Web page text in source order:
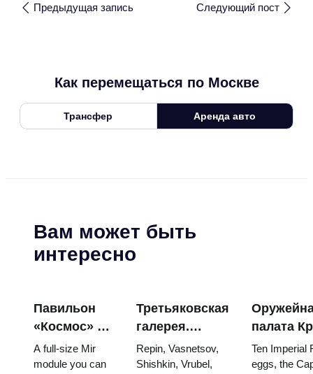
Предыдущая запись Следующий пост
Как перемещаться по Москве
Трансфер Аренда авто
Вам может быть
интересно
Павильон
«Космос» на
ВДНХ:
внутри
A full-size Mir
module you can
Третьяковская
галерея.
Шедевры:
картины, ради
Repin, Vasnetsov,
Shishkin, Vrubel,
палата
яйца
троны и
Ten Imperial
eggs, the